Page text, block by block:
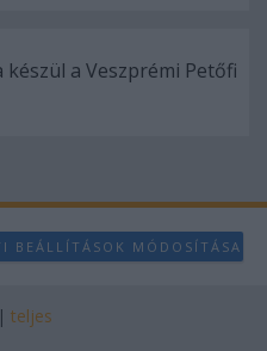
a Veszprémi Petőfi
BEÁLLÍTÁSOK MÓDOSÍTÁSA
| teljes